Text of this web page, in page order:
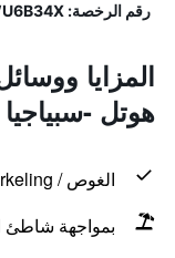
رقم الرخصة: F2787, IT090092A1WWU6B34X
المزايا
هوتل -
الغوص / Snorkeling
بمواجهة شاطئ